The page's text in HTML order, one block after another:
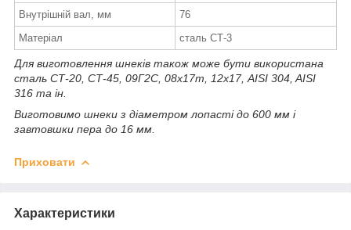
Внутрішній вал, мм
76
Матеріал
сталь СТ-3
Для виготовлення шнеків також може бути використана
сталь СТ-20, СТ-45, 09Г2С, 08х17т, 12х17, AISI 304, AISI
316 та ін.
Виготовимо шнеки з діаметром лопасті до 600 мм і
завтовшки пера до 16 мм.
Приховати
Характеристики